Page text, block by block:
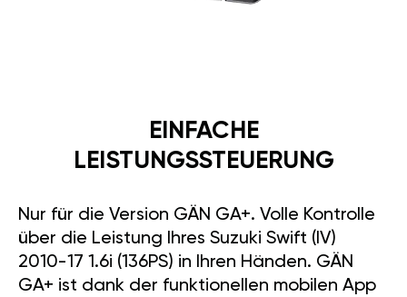
EINFACHE
LEISTUNGSSTEUERUNG
Nur für die Version GÄN GA+. Volle Kontrolle
über die Leistung Ihres Suzuki Swift (IV)
2010-17 1.6i (136PS) in Ihren Händen. GÄN
GA+ ist dank der funktionellen mobilen App